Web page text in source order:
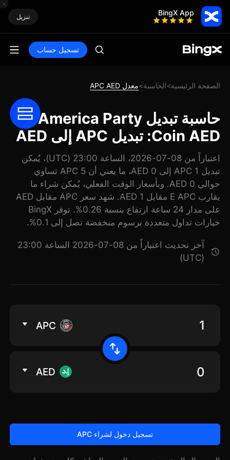
BingX App تنزيل
تسجيل حساب
الصفحة الرئيسية>الحاسبة>معدل APC AED
حاسبة تبديل America Party
Coin AED: تبديل APC إلى AED
اعتباراً من 08-07-2026، الساعة 23:00 (UTC)، يُمكن
تبديل 1 APC إلى 0 AED، ما يعني أن 5 APC تساوي
حوالي 0 AED. وبأسعار الوقت الفعلي، يُمكن شراء ما
يقارب E APC مقابل 1 AED. شهد سعر APC مقابل AED
على مدار 24 ساعة ارتفاع بنسبة 0.26%. توفر BingX
خيارات تداول متعددة برسوم منخفضة تصل إلى 0.1%.
آخر تحديث اعتباراً من 08-07-2026 الساعة 23:00
(UTC)
APC
AED
تسجيل دخول لشراء APC